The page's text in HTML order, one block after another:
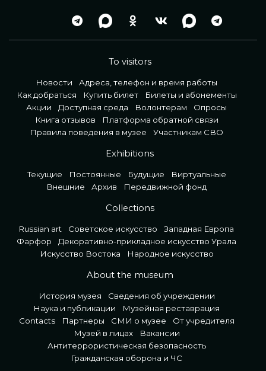
To visitors
Новости
Адреса, телефон и время работы
Как добраться
Купить билет
Билеты и абонементы
Акции
Доступная среда Волонтерам
Опросы
Книга отзывов
Платформа обратной связи
Правила поведения в музее
Участникам СВО
Exhibitions
Текущие Постоянные Будущие
Виртуальные
Внешние
Архив Передвижной фонд
Collections
Russian art Советское искусство
Западная Европа
Фарфор
Декоративно-прикладное искусство Урала
Искусство Востока
Народное искусство
About the museum
История музея
Сведения об учреждении
Наука и публикации
Музейная реставрация
Contacts
Партнеры СМИ о музее
От учредителя
Музей в лицах
Вакансии
Антитеррористическая безопасность
Гражданская оборона и ЧС